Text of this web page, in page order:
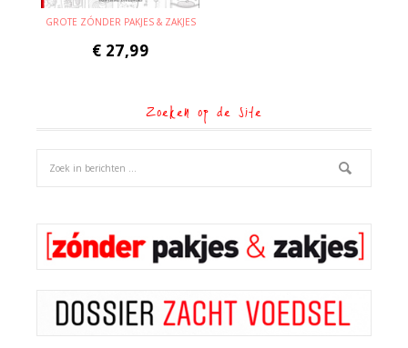
GROTE ZÓNDER PAKJES & ZAKJES
€ 27,99
Zoeken op de site